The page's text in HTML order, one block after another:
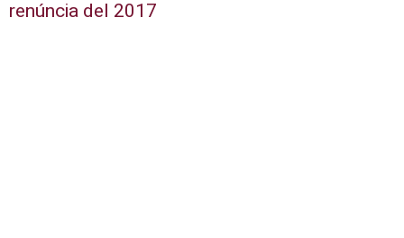
renúncia del 2017